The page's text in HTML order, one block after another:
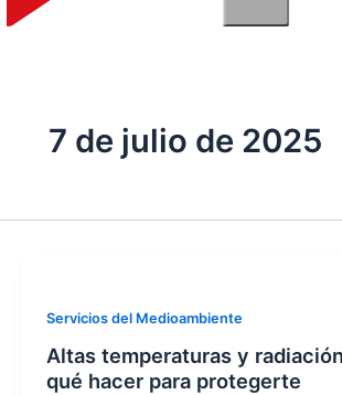
7 de julio de 2025
Servicios del Medioambiente
Altas temperaturas y
qué hacer para protegerte